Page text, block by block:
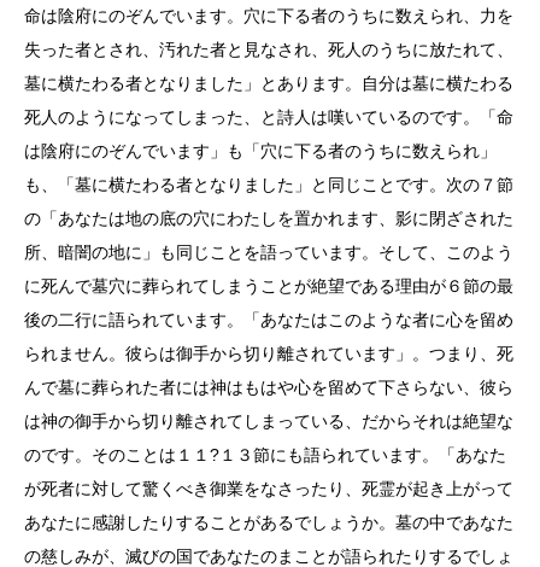
命は陰府にのぞんでいます。穴に下る者のうちに数えられ、力を
失った者とされ、汚れた者と見なされ、死人のうちに放たれて、
墓に横たわる者となりました」とあります。自分は墓に横たわる
死人のようになってしまった、と詩人は嘆いているのです。「命
は陰府にのぞんでいます」も「穴に下る者のうちに数えられ」
も、「墓に横たわる者となりました」と同じことです。次の７節
の「あなたは地の底の穴にわたしを置かれます、影に閉ざされた
所、暗闇の地に」も同じことを語っています。そして、このよう
に死んで墓穴に葬られてしまうことが絶望である理由が６節の最
後の二行に語られています。「あなたはこのような者に心を留め
られません。彼らは御手から切り離されています」。つまり、死
んで墓に葬られた者には神はもはや心を留めて下さらない、彼ら
は神の御手から切り離されてしまっている、だからそれは絶望な
のです。そのことは１１?１３節にも語られています。「あなた
が死者に対して驚くべき御業をなさったり、死霊が起き上がって
あなたに感謝したりすることがあるでしょうか。墓の中であなた
の慈しみが、滅びの国であなたのまことが語られたりするでしょ